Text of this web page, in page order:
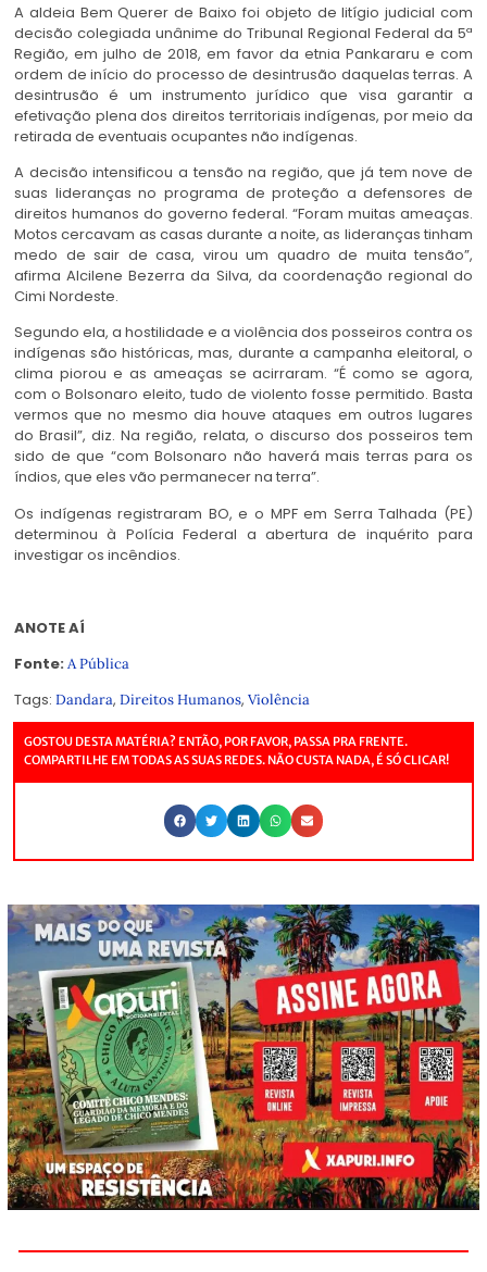
A aldeia Bem Querer de Baixo foi objeto de litígio judicial com
decisão colegiada unânime do Tribunal Regional Federal da 5ª
Região, em julho de 2018, em favor da etnia Pankararu e com
ordem de início do processo de desintrusão daquelas terras. A
desintrusão é um instrumento jurídico que visa garantir a
efetivação plena dos direitos territoriais indígenas, por meio da
retirada de eventuais ocupantes não indígenas.
A decisão intensificou a tensão na região, que já tem nove de
suas lideranças no programa de proteção a defensores de
direitos humanos do governo federal. “Foram muitas ameaças.
Motos cercavam as casas durante a noite, as lideranças tinham
medo de sair de casa, virou um quadro de muita tensão”,
afirma Alcilene Bezerra da Silva, da coordenação regional do
Cimi Nordeste.
Segundo ela, a hostilidade e a violência dos posseiros contra os
indígenas são históricas, mas, durante a campanha eleitoral, o
clima piorou e as ameaças se acirraram. “É como se agora,
com o Bolsonaro eleito, tudo de violento fosse permitido. Basta
vermos que no mesmo dia houve ataques em outros lugares
do Brasil”, diz. Na região, relata, o discurso dos posseiros tem
sido de que “com Bolsonaro não haverá mais terras para os
índios, que eles vão permanecer na terra”.
Os indígenas registraram BO, e o MPF em Serra Talhada (PE)
determinou à Polícia Federal a abertura de inquérito para
investigar os incêndios.
ANOTE AÍ
Fonte: A Pública
Tags: Dandara, Direitos Humanos, Violência
GOSTOU DESTA MATÉRIA? ENTÃO, POR FAVOR, PASSA PRA FRENTE.
COMPARTILHE EM TODAS AS SUAS REDES. NÃO CUSTA NADA, É SÓ CLICAR!